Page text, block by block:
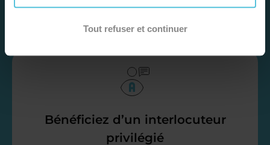
Tout refuser et continuer
récapitulatifs mensuel, vos attestation…
Bénéficiez d’un interlocuteur
privilégié